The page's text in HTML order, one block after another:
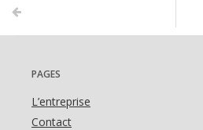
PAGES
L’entreprise
Contact